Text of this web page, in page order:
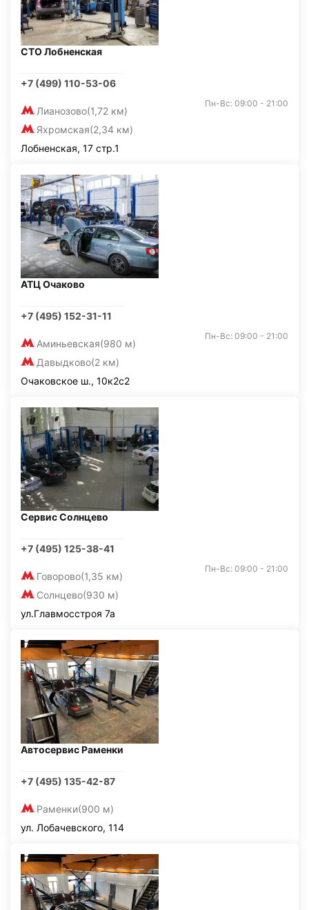
СТО Лобненская
+7 (499) 110-53-06
Лианозово(1,72 км)
Яхромская(2,34 км)
Пн-Вс: 09:00 - 21:00
Лобненская, 17 стр.1
АТЦ Очаково
+7 (495) 152-31-11
Аминьевская(980 м)
Давыдково(2 км)
Пн-Вс: 09:00 - 21:00
Очаковское ш., 10к2с2
Сервис Солнцево
+7 (495) 125-38-41
Говорово(1,35 км)
Солнцево(930 м)
Пн-Вс: 09:00 - 21:00
ул.Главмосстроя 7а
Автосервис Раменки
+7 (495) 135-42-87
Раменки(900 м)
ул. Лобачевского, 114